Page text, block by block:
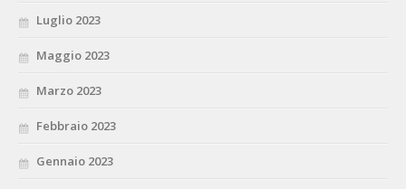
Luglio 2023
Maggio 2023
Marzo 2023
Febbraio 2023
Gennaio 2023